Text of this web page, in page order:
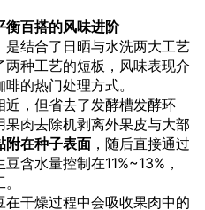
衡百搭的风味进阶
结合了日晒与水洗两大工艺
种工艺的短板，风味表现介
的热门处理方式。
，但省去了发酵槽发酵环
肉去除机剥离外果皮与大部
附在种子表面 ，随后直接通过
含水量控制在11%~13%，
干燥过程中会吸收果肉中的